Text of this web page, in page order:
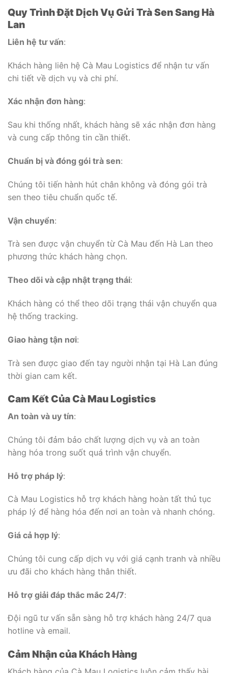
Quy Trình Đặt Dịch Vụ Gửi Trà Sen Sang Hà
Lan
Liên hệ tư vấn:
Khách hàng liên hệ Cà Mau Logistics để nhận tư vấn
chi tiết về dịch vụ và chi phí.
Xác nhận đơn hàng:
Sau khi thống nhất, khách hàng sẽ xác nhận đơn hàng
và cung cấp thông tin cần thiết.
Chuẩn bị và đóng gói trà sen:
Chúng tôi tiến hành hút chân không và đóng gói trà
sen theo tiêu chuẩn quốc tế.
Vận chuyển:
Trà sen được vận chuyển từ Cà Mau đến Hà Lan theo
phương thức khách hàng chọn.
Theo dõi và cập nhật trạng thái:
Khách hàng có thể theo dõi trạng thái vận chuyển qua
hệ thống tracking.
Giao hàng tận nơi:
Trà sen được giao đến tay người nhận tại Hà Lan đúng
thời gian cam kết.
Cam Kết Của Cà Mau Logistics
An toàn và uy tín:
Chúng tôi đảm bảo chất lượng dịch vụ và an toàn
hàng hóa trong suốt quá trình vận chuyển.
Hỗ trợ pháp lý:
Cà Mau Logistics hỗ trợ khách hàng hoàn tất thủ tục
pháp lý để hàng hóa đến nơi an toàn và nhanh chóng.
Giá cả hợp lý:
Chúng tôi cung cấp dịch vụ với giá cạnh tranh và nhiều
ưu đãi cho khách hàng thân thiết.
Hỗ trợ giải đáp thắc mắc 24/7:
Đội ngũ tư vấn sẵn sàng hỗ trợ khách hàng 24/7 qua
hotline và email.
Cảm Nhận của Khách Hàng